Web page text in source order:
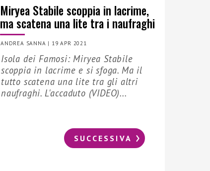
Miryea Stabile scoppia in lacrime,
ma scatena una lite tra i naufraghi
ANDREA SANNA | 19 APR 2021
Isola dei Famosi: Miryea Stabile
scoppia in lacrime e si sfoga. Ma il
tutto scatena una lite tra gli altri
naufraghi. L'accaduto (VIDEO)...
SUCCESSIVA